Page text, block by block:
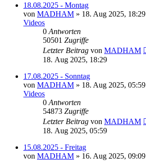
18.08.2025 - Montag
von MADHAM » 18. Aug 2025, 18:29
Videos
0 Antworten
50501 Zugriffe
Letzter Beitrag von MADHAM
18. Aug 2025, 18:29
17.08.2025 - Sonntag
von MADHAM » 18. Aug 2025, 05:59
Videos
0 Antworten
54873 Zugriffe
Letzter Beitrag von MADHAM
18. Aug 2025, 05:59
15.08.2025 - Freitag
von MADHAM » 16. Aug 2025, 09:09